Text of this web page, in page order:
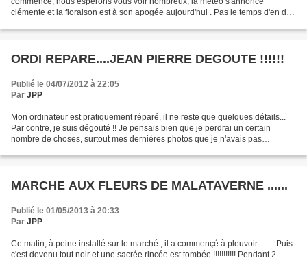
clémente et la floraison est à son apogée aujourd'hui . Pas le temps d'en dire
ORDI REPARE....JEAN PIERRE DEGOUTE !!!!!!
Publié le 04/07/2012 à 22:05
Par JPP
Mon ordinateur est pratiquement réparé, il ne reste que quelques détails...
Par contre, je suis dégouté !! Je pensais bien que je perdrai un certain
nombre de choses, surtout mes dernières photos que je n'avais pas
MARCHE AUX FLEURS DE MALATAVERNE ......
Publié le 01/05/2013 à 20:33
Par JPP
Ce matin, à peine installé sur le marché , il a commençé à pleuvoir ....... Puis
c'est devenu tout noir et une sacrée rincée est tombée !!!!!!!!!!! Pendant 2